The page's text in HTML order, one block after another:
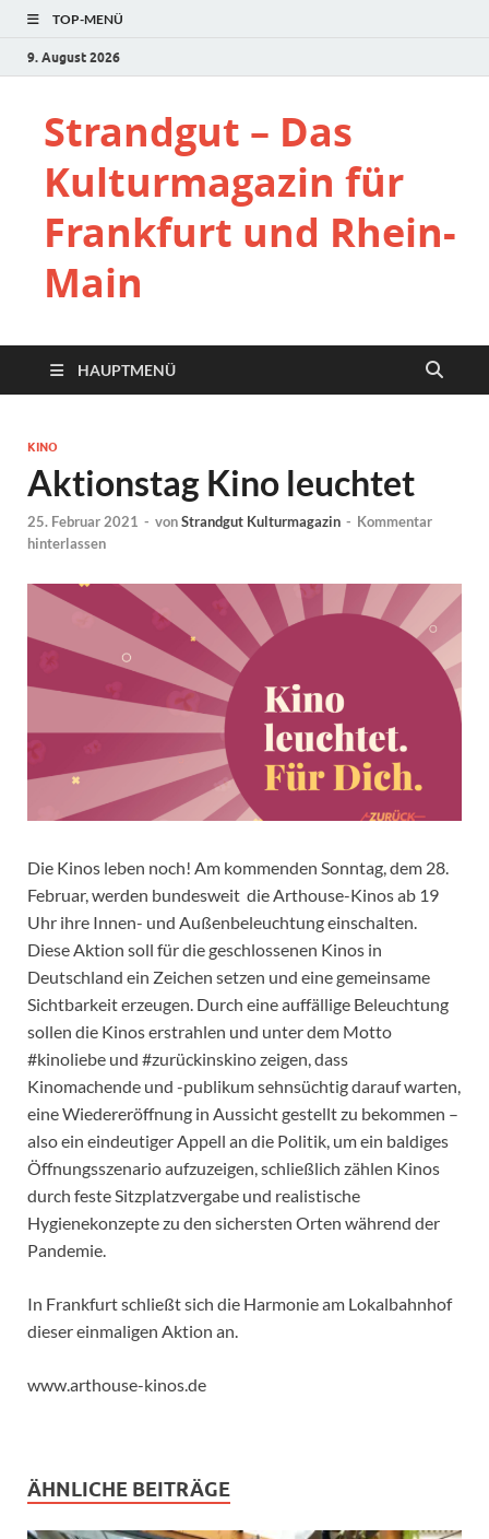
TOP-MENÜ
9. August 2026
Strandgut – Das
Kulturmagazin für
Frankfurt und Rhein-
Main
HAUPTMENÜ
KINO
Aktionstag Kino leuchtet
25. Februar 2021 - vonStrandgut Kulturmagazin - Kommentar
hinterlassen
Die Kinos leben noch! Am kommenden Sonntag, dem 28.
Februar, werden bundesweit die Arthouse-Kinos ab 19
Uhr ihre Innen- und Außenbeleuchtung einschalten.
Diese Aktion soll für die geschlossenen Kinos in
Deutschland ein Zeichen setzen und eine gemeinsame
Sichtbarkeit erzeugen. Durch eine auffällige Beleuchtung
sollen die Kinos erstrahlen und unter dem Motto
#kinoliebe und #zurückinskino zeigen, dass
Kinomachende und -publikum sehnsüchtig darauf warten,
eine Wiedereröffnung in Aussicht gestellt zu bekommen –
also ein eindeutiger Appell an die Politik, um ein baldiges
Öffnungsszenario aufzuzeigen, schließlich zählen Kinos
durch feste Sitzplatzvergabe und realistische
Hygienekonzepte zu den sichersten Orten während der
Pandemie.
In Frankfurt schließt sich die Harmonie am Lokalbahnhof
dieser einmaligen Aktion an.
www.arthouse-kinos.de
ÄHNLICHE BEITRÄGE